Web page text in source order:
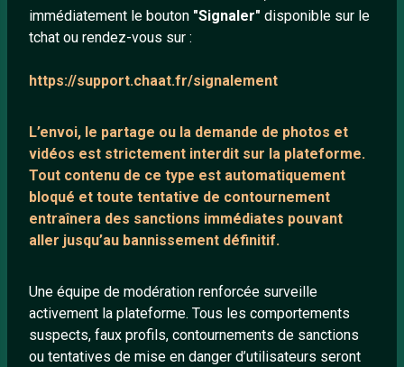
immédiatement le bouton "Signaler" disponible sur le
tchat ou rendez-vous sur :
https://support.chaat.fr/signalement
L’envoi, le partage ou la demande de photos et
vidéos est strictement interdit sur la plateforme.
Tout contenu de ce type est automatiquement
bloqué et toute tentative de contournement
entraînera des sanctions immédiates pouvant
aller jusqu’au bannissement définitif.
Une équipe de modération renforcée surveille
activement la plateforme. Tous les comportements
suspects, faux profils, contournements de sanctions
ou tentatives de mise en danger d’utilisateurs seront
À propos
Mentions légales
Protection mineurs
Blog
Salons de discussion
Communauté
Playlists YouTube
Nous contacter